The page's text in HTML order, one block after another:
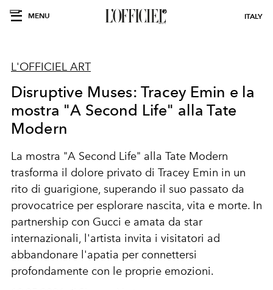
MENU ITALY
L'OFFICIEL ART
Disruptive Muses: Tracey Emin e la
mostra "A Second Life" alla Tate
Modern
La mostra "A Second Life" alla Tate Modern
trasforma il dolore privato di Tracey Emin in un
rito di guarigione, superando il suo passato da
provocatrice per esplorare nascita, vita e morte. In
partnership con Gucci e amata da star
internazionali, l'artista invita i visitatori ad
abbandonare l'apatia per connettersi
profondamente con le proprie emozioni.